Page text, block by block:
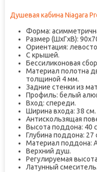
Душевая кабина Niagara
Форма:
Размер (ШxГxВ):
Ориентация:
С крышей.
Бессиликоновая
Материал полотна
толщиной 4 мм.
Задние стенки из
Профиль: белый
Вход: спереди.
Ширина входа: 38 см.
Антискользящая
Высота поддона: 40
Глубина поддона: 27
Материал поддона:
Верхний душ.
Регулируемая
Латунный смеситель.